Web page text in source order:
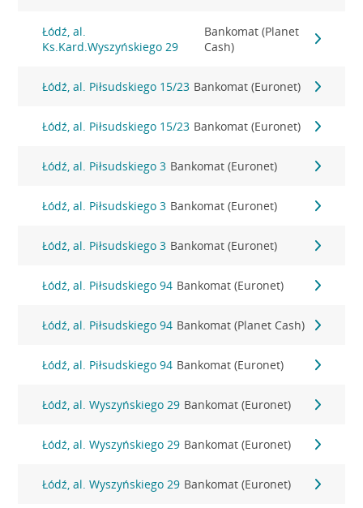
Łódź, al.
Ks.Kard.Wyszyńskiego 29
Bankomat (Planet
Cash)
Łódź, al. Piłsudskiego 15/23 Bankomat (Euronet)
Łódź, al. Piłsudskiego 15/23 Bankomat (Euronet)
Łódź, al. Piłsudskiego 3 Bankomat (Euronet)
Łódź, al. Piłsudskiego 3 Bankomat (Euronet)
Łódź, al. Piłsudskiego 3 Bankomat (Euronet)
Łódź, al. Piłsudskiego 94 Bankomat (Euronet)
Łódź, al. Piłsudskiego 94 Bankomat (Planet Cash)
Łódź, al. Piłsudskiego 94 Bankomat (Euronet)
Łódź, al. Wyszyńskiego 29 Bankomat (Euronet)
Łódź, al. Wyszyńskiego 29 Bankomat (Euronet)
Łódź, al. Wyszyńskiego 29 Bankomat (Euronet)